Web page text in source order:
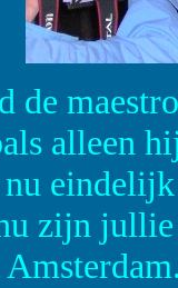
de
alleen
eindelijk
zijn jullie